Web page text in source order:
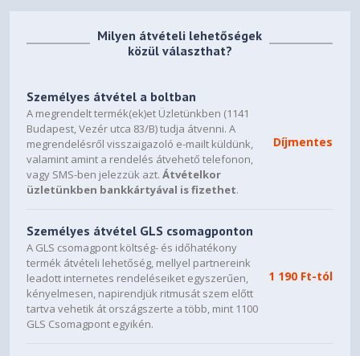
4-pinPWM
220
Accessories
Thermal grease
Applied
Mounting set
Intel & AMD
Y-Cable
-
User manual languages
CN, DE, EN, ES, FR, JP, PL, RU,
Service
Warranty (Years)
3
International hotline / free of
charge
✓ / DE, FR
Logistics data, RRP
Milyen átvételi lehetőségek
közül választhat?
Személyes átvétel a boltban
A megrendelt termék(ek)et Üzletünkben (1141
Budapest, Vezér utca 83/B) tudja átvenni. A
megrendelésről visszaigazoló e-mailt küldünk,
valamint amint a rendelés átvehető telefonon,
vagy SMS-ben jelezzük azt.Átvételkor
üzletünkben bankkártyával is fizethet.
Díjmentes
Személyes átvétel GLS csomagponton
A GLS csomagpont költség- és időhatékony
termék átvételi lehetőség, mellyel partnereink
leadott internetes rendeléseiket egyszerűen,
kényelmesen, napirendjük ritmusát szem előtt
tartva vehetik át országszerte a több, mint 1100
GLS Csomagpont egyikén.
1 190 Ft-tól